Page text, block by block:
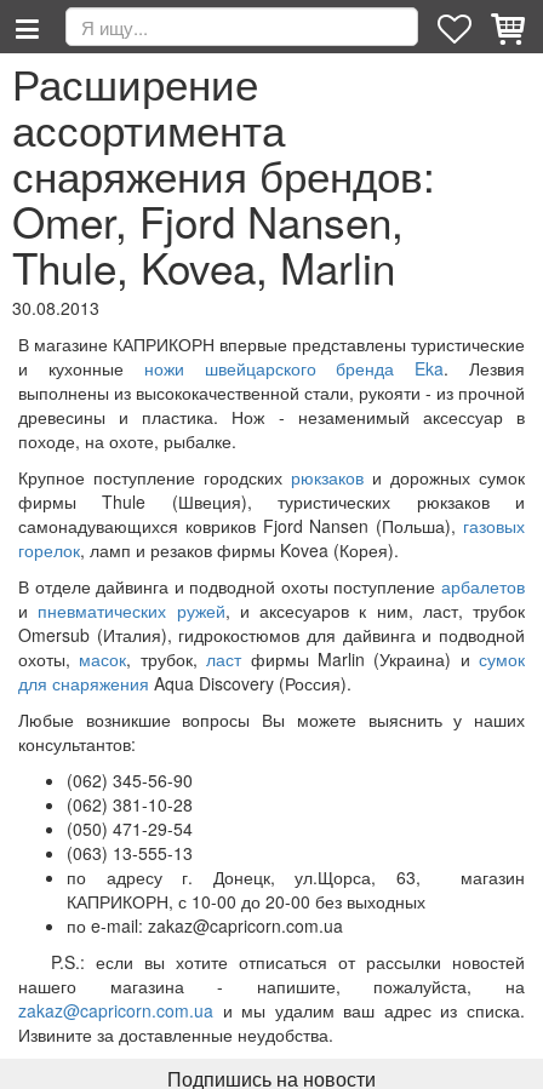
Расширение
ассортимента
снаряжения брендов:
Omer, Fjord Nansen,
Thule, Kovea, Marlin
30.08.2013
В магазине КАПРИКОРН впервые представлены туристические
и кухонные ножи швейцарского бренда Eka. Лезвия
выполнены из высококачественной стали, рукояти - из прочной
древесины и пластика. Нож - незаменимый аксессуар в
походе, на охоте, рыбалке.
Крупное поступление городских рюкзаков и дорожных сумок
фирмы Thule (Швеция), туристических рюкзаков и
самонадувающихся ковриков Fjord Nansen (Польша), газовых
горелок, ламп и резаков фирмы Kovea (Корея).
В отделе дайвинга и подводной охоты поступление арбалетов
и пневматических ружей, и аксесуаров к ним, ласт, трубок
Omersub (Италия), гидрокостюмов для дайвинга и подводной
охоты, масок, трубок,ластфирмы Marlin (Украина) и сумок
для снаряжения Aqua Discovery (Россия).
Любые возникшие вопросы Вы можете выяснить у наших
консультантов:
(062) 345-56-90
(062) 381-10-28
(050) 471-29-54
(063) 13-555-13
по адресу г. Донецк, ул.Щорса, 63, магазин
КАПРИКОРН, с 10-00 до 20-00 без выходных
по e-mail: zakaz@capricorn.com.ua
P.S.: если вы хотите отписаться от рассылки новостей
нашего магазина - напишите, пожалуйста, на
zakaz@capricorn.com.ua и мы удалим ваш адрес из списка.
Извините за доставленные неудобства.
Подпишись на новости